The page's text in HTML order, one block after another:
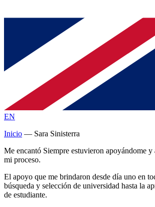
EN
Inicio — Sara Sinisterra
Me encantó Siempre estuvieron apoyándome
mi proceso.
El apoyo que me brindaron desde día uno en
búsqueda y selección de universidad hasta la
de estudiante.